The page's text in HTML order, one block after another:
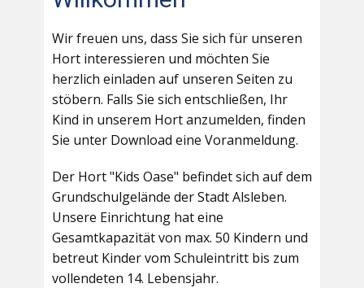
Wir freuen uns, dass Sie sich für unseren
Hort interessieren und möchten Sie
herzlich einladen auf unseren Seiten zu
stöbern. Falls Sie sich entschließen, Ihr
Kind in unserem Hort anzumelden, finden
Sie unter Download eine Voranmeldung.
Der Hort "Kids Oase" befindet sich auf dem
Grundschulgelände der Stadt Alsleben.
Unsere Einrichtung hat eine
Gesamtkapazität von max. 50 Kindern und
betreut Kinder vom Schuleintritt bis zum
vollendeten 14. Lebensjahr.